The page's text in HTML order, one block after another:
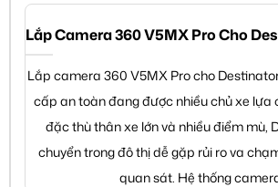
Lắp Camera 360 V5MX Pro Cho
Lắp camera 360 V5MX Pro cho
cấp an toàn đang được nhiều chủ xe lựa
đặc thù thân xe lớn và nhiều điểm mù,
chuyển trong đô thị dễ gặp rủi ro va
quan sát. Hệ thống camera